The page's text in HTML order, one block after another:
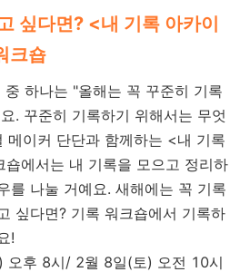
싶다면? <내 기록 아카이
크숍
하나는 "올해는 꼭 꾸준히 기록
. 꾸준히 기록하기 위해서는 무엇
메이커 단단과 함께하는 <내 기록
에서는 내 기록을 모으고 정리하
를 나눌 거예요. 새해에는 꼭 기록
싶다면? 기록 워크숍에서 기록하
!
오후 8시/ 2월 8일(토) 오전 10시